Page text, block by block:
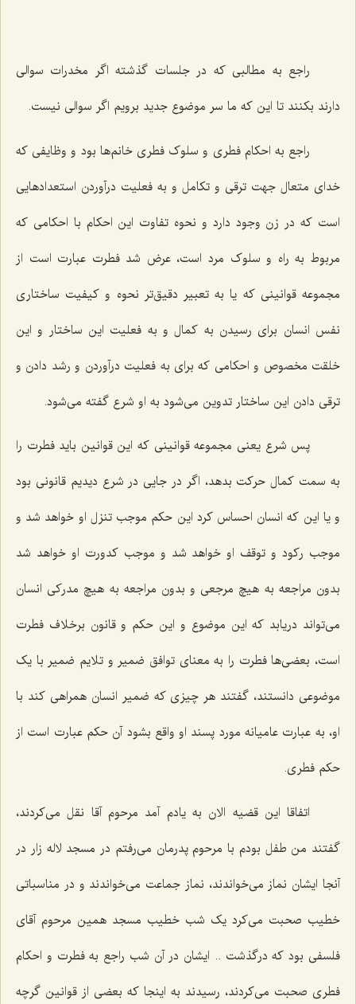
راجع به مطالبی که در جلسات گذشته اگر مخدرات سوالی
دارند بکنند تا این که ما سر موضوع جدید برویم اگر سوالی نیست.
راجع به احکام فطری و سلوک فطری خانم‌ها بود و وظایفی که
خدای متعال جهت ترقی و تکامل و به فعلیت درآوردن استعدادهایی
است که در زن وجود دارد و نحوه تفاوت این احکام با احکامی که
مربوط به راه و سلوک مرد است، عرض شد فطرت عبارت است از
مجموعه قوانینی که یا به تعبیر دقیق‌تر نحوه و کیفیت ساختاری
نفس انسان برای رسیدن به کمال و به فعلیت این ساختار و این
خلقت مخصوص و احکامی که برای به فعلیت درآوردن و رشد دادن و
ترقی دادن این ساختار تدوین می‌شود به او شرع گفته می‌شود.
پس شرع یعنی مجموعه قوانینی که این قوانین باید فطرت را
به سمت کمال حرکت بدهد، اگر در جایی در شرع دیدیم قانونی بود
و یا این که انسان احساس کرد این حکم موجب تنزل او خواهد شد و
موجب رکود و توقف او خواهد شد و موجب کدورت او خواهد شد
بدون مراجعه به هیچ مرجعی و بدون مراجعه به هیچ مدرکی انسان
می‌تواند دریابد که این موضوع و این حکم و قانون برخلاف فطرت
است، بعضی‌ها فطرت را به معنای توافق ضمیر و تلایم ضمیر با یک
موضوعی دانستند، گفتند هر چیزی که ضمیر انسان همراهی کند با
او، به عبارت عامیانه مورد پسند او واقع بشود آن حکم عبارت است از
حکم فطری.
اتفاقا این قضیه الان به یادم آمد مرحوم آقا نقل می‌کردند،
گفتند من طفل بودم با مرحوم پدرمان می‌رفتم در مسجد لاله زار در
آنجا ایشان نماز می‌خواندند، نماز جماعت می‌خواندند و در مناسباتی
خطیب صحبت می‌کرد یک شب خطیب مسجد همین مرحوم آقای
فلسفی بود که درگذشت .. ایشان در آن شب راجع به فطرت و احکام
فطری صحبت می‌کردند، رسیدند به اینجا که بعضی از قوانین گرچه